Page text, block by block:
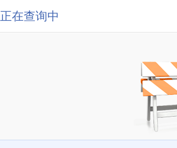
正在查询中